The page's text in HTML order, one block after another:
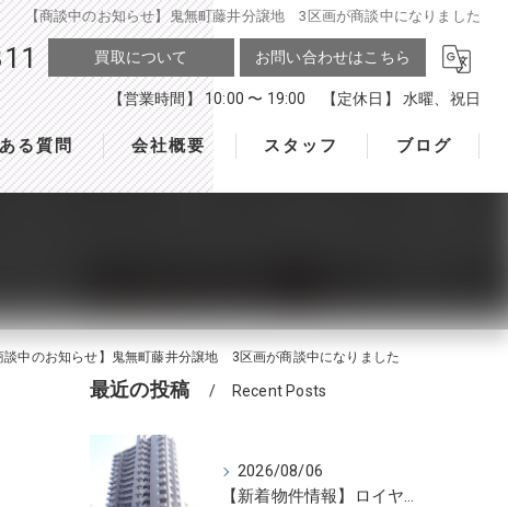
【商談中のお知らせ】鬼無町藤井分譲地 3区画が商談中になりました
買取について お問い合わせはこちら
【営業時間】 10:00 〜 19:00 【定休日】 水曜、祝日
る質問 会社概要 スタッフ ブログ
談中のお知らせ】鬼無町藤井分譲地 3区画が商談中になりました
最近の投稿 Recent Posts
2026/08/06
【新着物件情報】ロイヤルガーデン宇多津駅前三番館1305号 高松の不動産売却、不動産買取、不動産査定のことならLifeスマイル